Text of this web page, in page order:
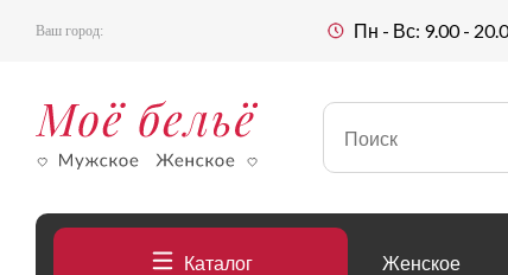
Ваш город: Пн - Вс: 9.00 -
Каталог Женское